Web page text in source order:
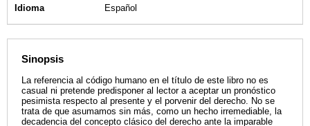
Idioma
Español
Sinopsis
La referencia al código humano en el título de este libro no es
casual ni pretende predisponer al lector a aceptar un pronóstico
pesimista respecto al presente y el porvenir del derecho. No se
trata de que asumamos sin más, como un hecho irremediable, la
decadencia del concepto clásico del derecho ante la imparable